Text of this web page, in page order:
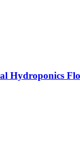
Hydroponics